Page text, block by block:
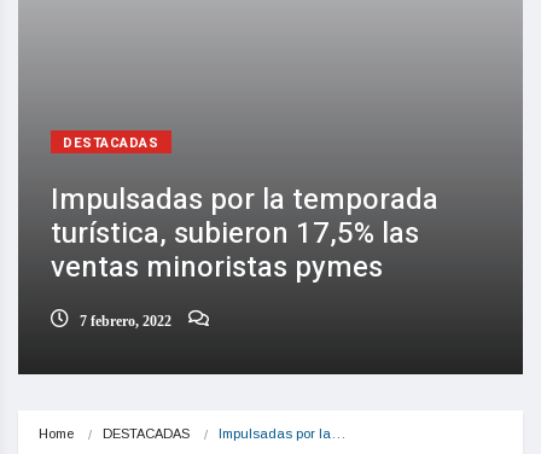
DESTACADAS
Impulsadas por la temporada
turística, subieron 17,5% las
ventas minoristas pymes
7 febrero, 2022
Home DESTACADAS Impulsadas por la…